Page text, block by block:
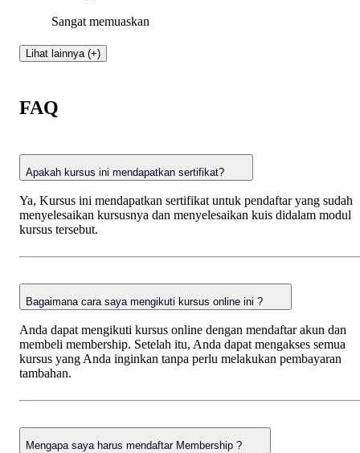
Sangat memuaskan
Lihat lainnya (+)
FAQ
Apakah kursus ini mendapatkan sertifikat?
Ya, Kursus ini mendapatkan sertifikat untuk pendaftar yang sudah
menyelesaikan kursusnya dan menyelesaikan kuis didalam modul
kursus tersebut.
Bagaimana cara saya mengikuti kursus online ini ?
Anda dapat mengikuti kursus online dengan mendaftar akun dan
membeli membership. Setelah itu, Anda dapat mengakses semua
kursus yang Anda inginkan tanpa perlu melakukan pembayaran
tambahan.
Mengapa saya harus mendaftar Membership ?